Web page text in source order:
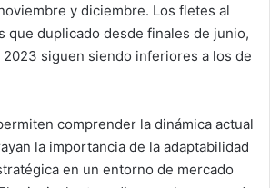
y diciembre. Los fletes al
que duplicado desde finales de junio,
siguen siendo inferiores a los de
comprender la dinámica actual
la importancia de la adaptabilidad
en un entorno de mercado